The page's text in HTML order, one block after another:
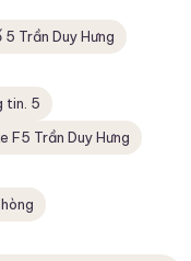
Trần Duy Hưng
tin. 5
F5 Trần Duy Hưng